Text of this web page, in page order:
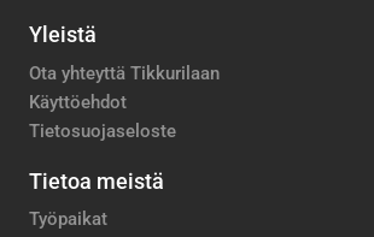
Yleistä
Ota yhteyttä Tikkurilaan
Käyttöehdot
Tietosuojaseloste
Tietoa meistä
Työpaikat